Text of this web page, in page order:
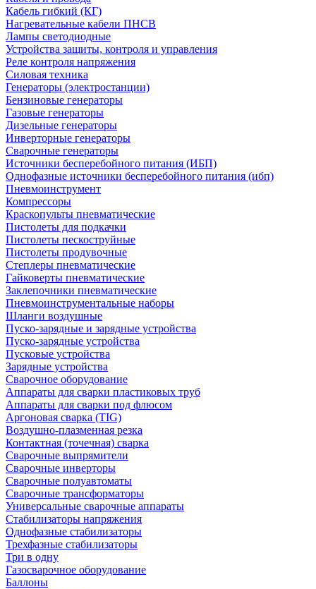
Кабель гибкий (КГ)
Нагревательные кабели ПНСВ
Лампы светодиодные
Устройства защиты, контроля и управления
Реле контроля напряжения
Силовая техника
Генераторы (электростанции)
Бензиновые генераторы
Газовые генераторы
Дизельные генераторы
Инверторные генераторы
Сварочные генераторы
Источники бесперебойного питания (ИБП)
Однофазные источники бесперебойного питания (ибп)
Пневмоинструмент
Компрессоры
Краскопульты пневматические
Пистолеты для подкачки
Пистолеты пескоструйные
Пистолеты продувочные
Степлеры пневматические
Гайковерты пневматические
Заклепочники пневматические
Пневмоинструментальные наборы
Шланги воздушные
Пуско-зарядные и зарядные устройства
Пуско-зарядные устройства
Пусковые устройства
Зарядные устройства
Сварочное оборудование
Аппараты для сварки пластиковых труб
Аппараты для сварки под флюсом
Аргоновая сварка (TIG)
Воздушно-плазменная резка
Контактная (точечная) сварка
Сварочные выпрямители
Сварочные инверторы
Сварочные полуавтоматы
Сварочные трансформаторы
Универсальные сварочные аппараты
Стабилизаторы напряжения
Однофазные стабилизаторы
Трехфазные стабилизаторы
Три в одну
Газосварочное оборудование
Баллоны